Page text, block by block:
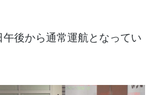
午後から通常運航となってい